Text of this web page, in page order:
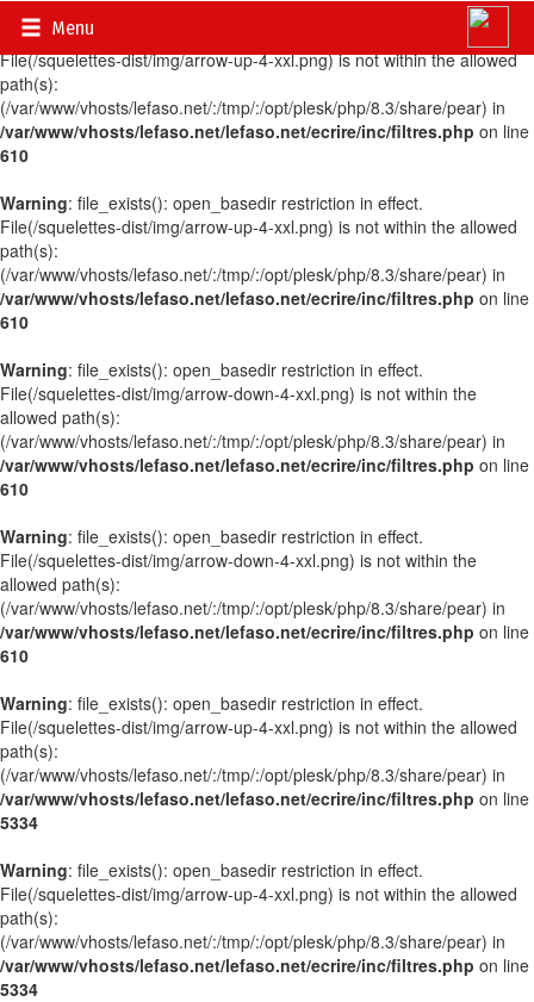
Warning: file_exists(): open_basedir restriction in effect.
File(/squelettes-dist/img/arrow-up-4-xxl.png) is not within the allowed
path(s):
(/var/www/vhosts/lefaso.net/:/tmp/:/opt/plesk/php/8.3/share/pear) in
/var/www/vhosts/lefaso.net/lefaso.net/ecrire/inc/filtres.php on line
610
Warning: file_exists(): open_basedir restriction in effect.
File(/squelettes-dist/img/arrow-up-4-xxl.png) is not within the allowed
path(s):
(/var/www/vhosts/lefaso.net/:/tmp/:/opt/plesk/php/8.3/share/pear) in
/var/www/vhosts/lefaso.net/lefaso.net/ecrire/inc/filtres.php on line
610
Warning: file_exists(): open_basedir restriction in effect.
File(/squelettes-dist/img/arrow-down-4-xxl.png) is not within the
allowed path(s):
(/var/www/vhosts/lefaso.net/:/tmp/:/opt/plesk/php/8.3/share/pear) in
/var/www/vhosts/lefaso.net/lefaso.net/ecrire/inc/filtres.php on line
610
Warning: file_exists(): open_basedir restriction in effect.
File(/squelettes-dist/img/arrow-down-4-xxl.png) is not within the
allowed path(s):
(/var/www/vhosts/lefaso.net/:/tmp/:/opt/plesk/php/8.3/share/pear) in
/var/www/vhosts/lefaso.net/lefaso.net/ecrire/inc/filtres.php on line
610
Warning: file_exists(): open_basedir restriction in effect.
File(/squelettes-dist/img/arrow-up-4-xxl.png) is not within the allowed
path(s):
(/var/www/vhosts/lefaso.net/:/tmp/:/opt/plesk/php/8.3/share/pear) in
/var/www/vhosts/lefaso.net/lefaso.net/ecrire/inc/filtres.php on line
5334
Warning: file_exists(): open_basedir restriction in effect.
File(/squelettes-dist/img/arrow-up-4-xxl.png) is not within the allowed
path(s):
(/var/www/vhosts/lefaso.net/:/tmp/:/opt/plesk/php/8.3/share/pear) in
/var/www/vhosts/lefaso.net/lefaso.net/ecrire/inc/filtres.php on line
5334
Menu